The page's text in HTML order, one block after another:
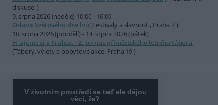
diskuse, )
9. srpna 2026 (neděle) 10:00 - 16:00
Oslava Světového dne lvů (Festivaly a slavnosti, Praha 7 )
10. srpna 2026 (pondělí) - 14. srpna 2026 (pátek)
Hrajeme si v Pralese - 2. turnus příměstského letního tábora
(Tábory, výlety a pobytové akce, Praha 19 )